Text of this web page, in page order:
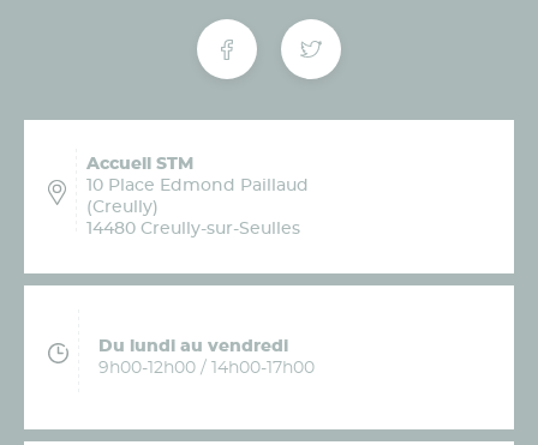
Accueil STM
10 Place Edmond Paillaud
(Creully)
14480 Creully-sur-Seulles
Du lundi au vendredi
9h00-12h00 / 14h00-17h00